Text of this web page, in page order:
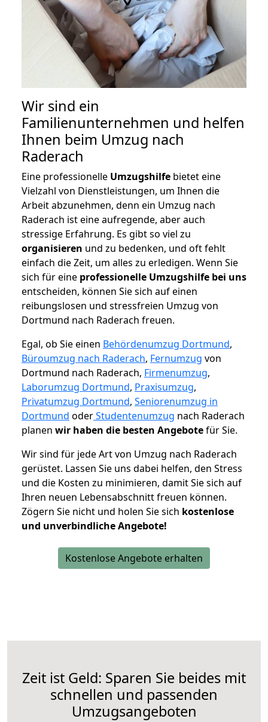
Wir sind ein
Familienunternehmen und helfen
Ihnen beim Umzug nach
Raderach
Eine professionelle Umzugshilfe bietet eine
Vielzahl von Dienstleistungen, um Ihnen die
Arbeit abzunehmen, denn ein Umzug nach
Raderach ist eine aufregende, aber auch
stressige Erfahrung. Es gibt so viel zu
organisieren und zu bedenken, und oft fehlt
einfach die Zeit, um alles zu erledigen. Wenn Sie
sich für eine professionelle Umzugshilfe bei uns
entscheiden, können Sie sich auf einen
reibungslosen und stressfreien Umzug von
Dortmund nach Raderach freuen.
Egal, ob Sie einen Behördenumzug Dortmund,
Büroumzug nach Raderach, Fernumzug von
Dortmund nach Raderach, Firmenumzug,
Laborumzug Dortmund, Praxisumzug,
Privatumzug Dortmund, Seniorenumzug in
Dortmund oderStudentenumzug nach Raderach
planen wir haben die besten Angebotefür Sie.
Wir sind für jede Art von Umzug nach Raderach
gerüstet. Lassen Sie uns dabei helfen, den Stress
und die Kosten zu minimieren, damit Sie sich auf
Ihren neuen Lebensabschnitt freuen können.
Zögern Sie nicht und holen Sie sich kostenlose
und unverbindliche Angebote!
Kostenlose Angebote erhalten
Zeit ist Geld: Sparen Sie beides mit
schnellen und passenden
Umzugsangeboten